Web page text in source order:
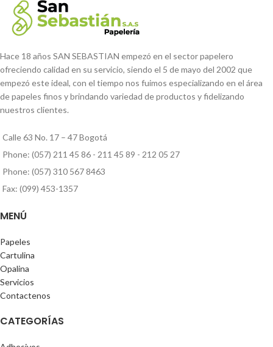
Hace 18 años SAN SEBASTIAN empezó en el sector papelero
ofreciendo calidad en su servicio, siendo el 5 de mayo del 2002 que
empezó este ideal, con el tiempo nos fuimos especializando en el área
de papeles finos y brindando variedad de productos y fidelizando
nuestros clientes.
Calle 63 No. 17 – 47 Bogotá
Phone: (057) 211 45 86 - 211 45 89 - 212 05 27
Phone: (057) 310 567 8463
Fax: (099) 453-1357
MENÚ
Papeles
Cartulina
Opalina
Servicios
Contactenos
CATEGORÍAS